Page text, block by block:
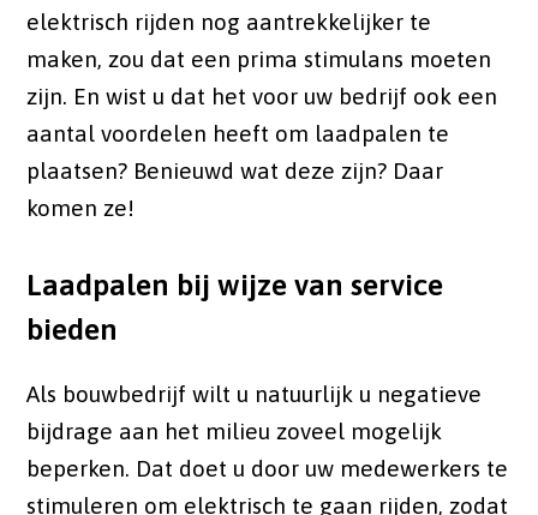
elektrisch rijden nog aantrekkelijker te
maken, zou dat een prima stimulans moeten
zijn. En wist u dat het voor uw bedrijf ook een
aantal voordelen heeft om laadpalen te
plaatsen? Benieuwd wat deze zijn? Daar
komen ze!
Laadpalen bij wijze van service
bieden
Als bouwbedrijf wilt u natuurlijk u negatieve
bijdrage aan het milieu zoveel mogelijk
beperken. Dat doet u door uw medewerkers te
stimuleren om elektrisch te gaan rijden, zodat